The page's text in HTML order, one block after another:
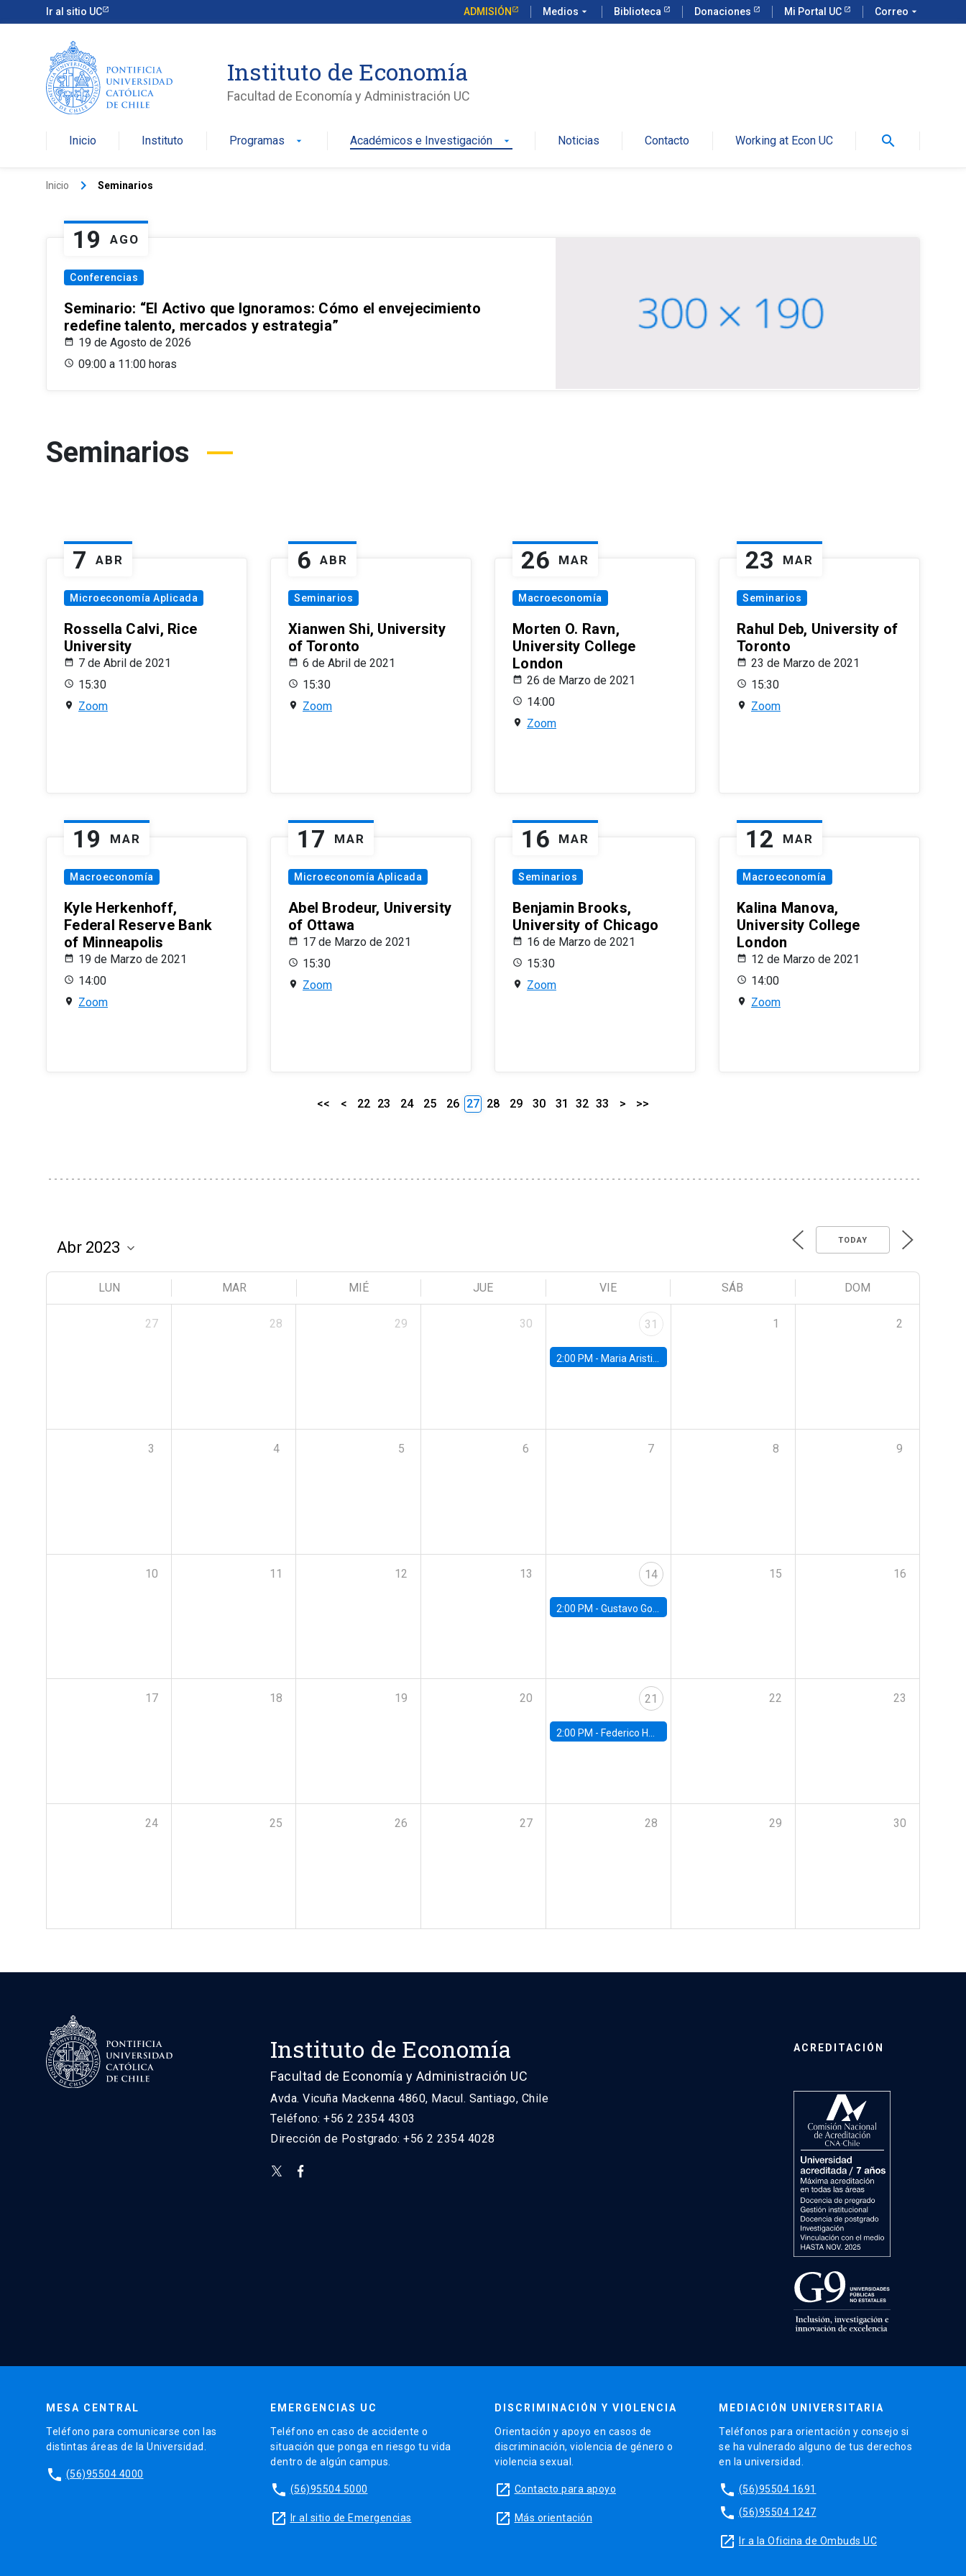
Ir al sitio UC ADMISIÓN Medios arrow_drop_down Biblioteca Donaciones Mi Portal UC Correo arrow_drop_down
Instituto de Economía
Facultad de Economía y Administración UC
Inicio Instituto Programas arrow_drop_down Académicos e Investigación arrow_drop_down Noticias Contacto Working at Econ UC search
Inicio keyboard_arrow_right Seminarios
19 AGO
Conferencias
Seminario: “El Activo que Ignoramos: Cómo el envejecimiento
redefine talento, mercados y estrategia”
19 de Agosto de 2026
09:00 a 11:00 horas
Seminarios
7 ABR
Microeconomía Aplicada
Rossella Calvi, Rice
University
7 de Abril de 2021
15:30
Zoom
6 ABR
Seminarios
Xianwen Shi, University
of Toronto
6 de Abril de 2021
15:30
Zoom
26 MAR
Macroeconomía
Morten O. Ravn,
University College
London
26 de Marzo de 2021
14:00
Zoom
23 MAR
Seminarios
Rahul Deb, University of
Toronto
23 de Marzo de 2021
15:30
Zoom
19 MAR
Macroeconomía
Kyle Herkenhoff,
Federal Reserve Bank
of Minneapolis
19 de Marzo de 2021
14:00
Zoom
17 MAR
Microeconomía Aplicada
Abel Brodeur, University
of Ottawa
17 de Marzo de 2021
15:30
Zoom
16 MAR
Seminarios
Benjamin Brooks,
University of Chicago
16 de Marzo de 2021
15:30
Zoom
12 MAR
Macroeconomía
Kalina Manova,
University College
London
12 de Marzo de 2021
14:00
Zoom
<< < 22 23 24 25 26 27 28 29 30 31 32 33 > >>
TODAY
LUN MAR MIÉ JUE VIE SÁB DOM
27 28 29 30 31
2:00 PM - Maria Aristizabal-Ramirez, FED Board
1 2
3 4 5 6 7 8 9
10 11 12 13 14
2:00 PM - Gustavo González - Banco Central de Chile
15 16
17 18 19 20 21
2:00 PM - Federico Huneeus - Banco Central de Chile
22 23
24 25 26 27 28 29 30
Instituto de Economía
Facultad de Economía y Administración UC
Avda. Vicuña Mackenna 4860, Macul. Santiago, Chile
Teléfono: +56 2 2354 4303
Dirección de Postgrado: +56 2 2354 4028
ACREDITACIÓN
MESA CENTRAL
Teléfono para comunicarse con las
distintas áreas de la Universidad.
phone (56)95504 4000
EMERGENCIAS UC
Teléfono en caso de accidente o
situación que ponga en riesgo tu vida
dentro de algún campus.
phone (56)95504 5000
launch Ir al sitio de Emergencias
DISCRIMINACIÓN Y VIOLENCIA
Orientación y apoyo en casos de
discriminación, violencia de género o
violencia sexual.
launch Contacto para apoyo
launch Más orientación
MEDIACIÓN UNIVERSITARIA
Teléfonos para orientación y consejo si
se ha vulnerado alguno de tus derechos
en la universidad.
phone (56)95504 1691
phone (56)95504 1247
launch Ir a la Oficina de Ombuds UC